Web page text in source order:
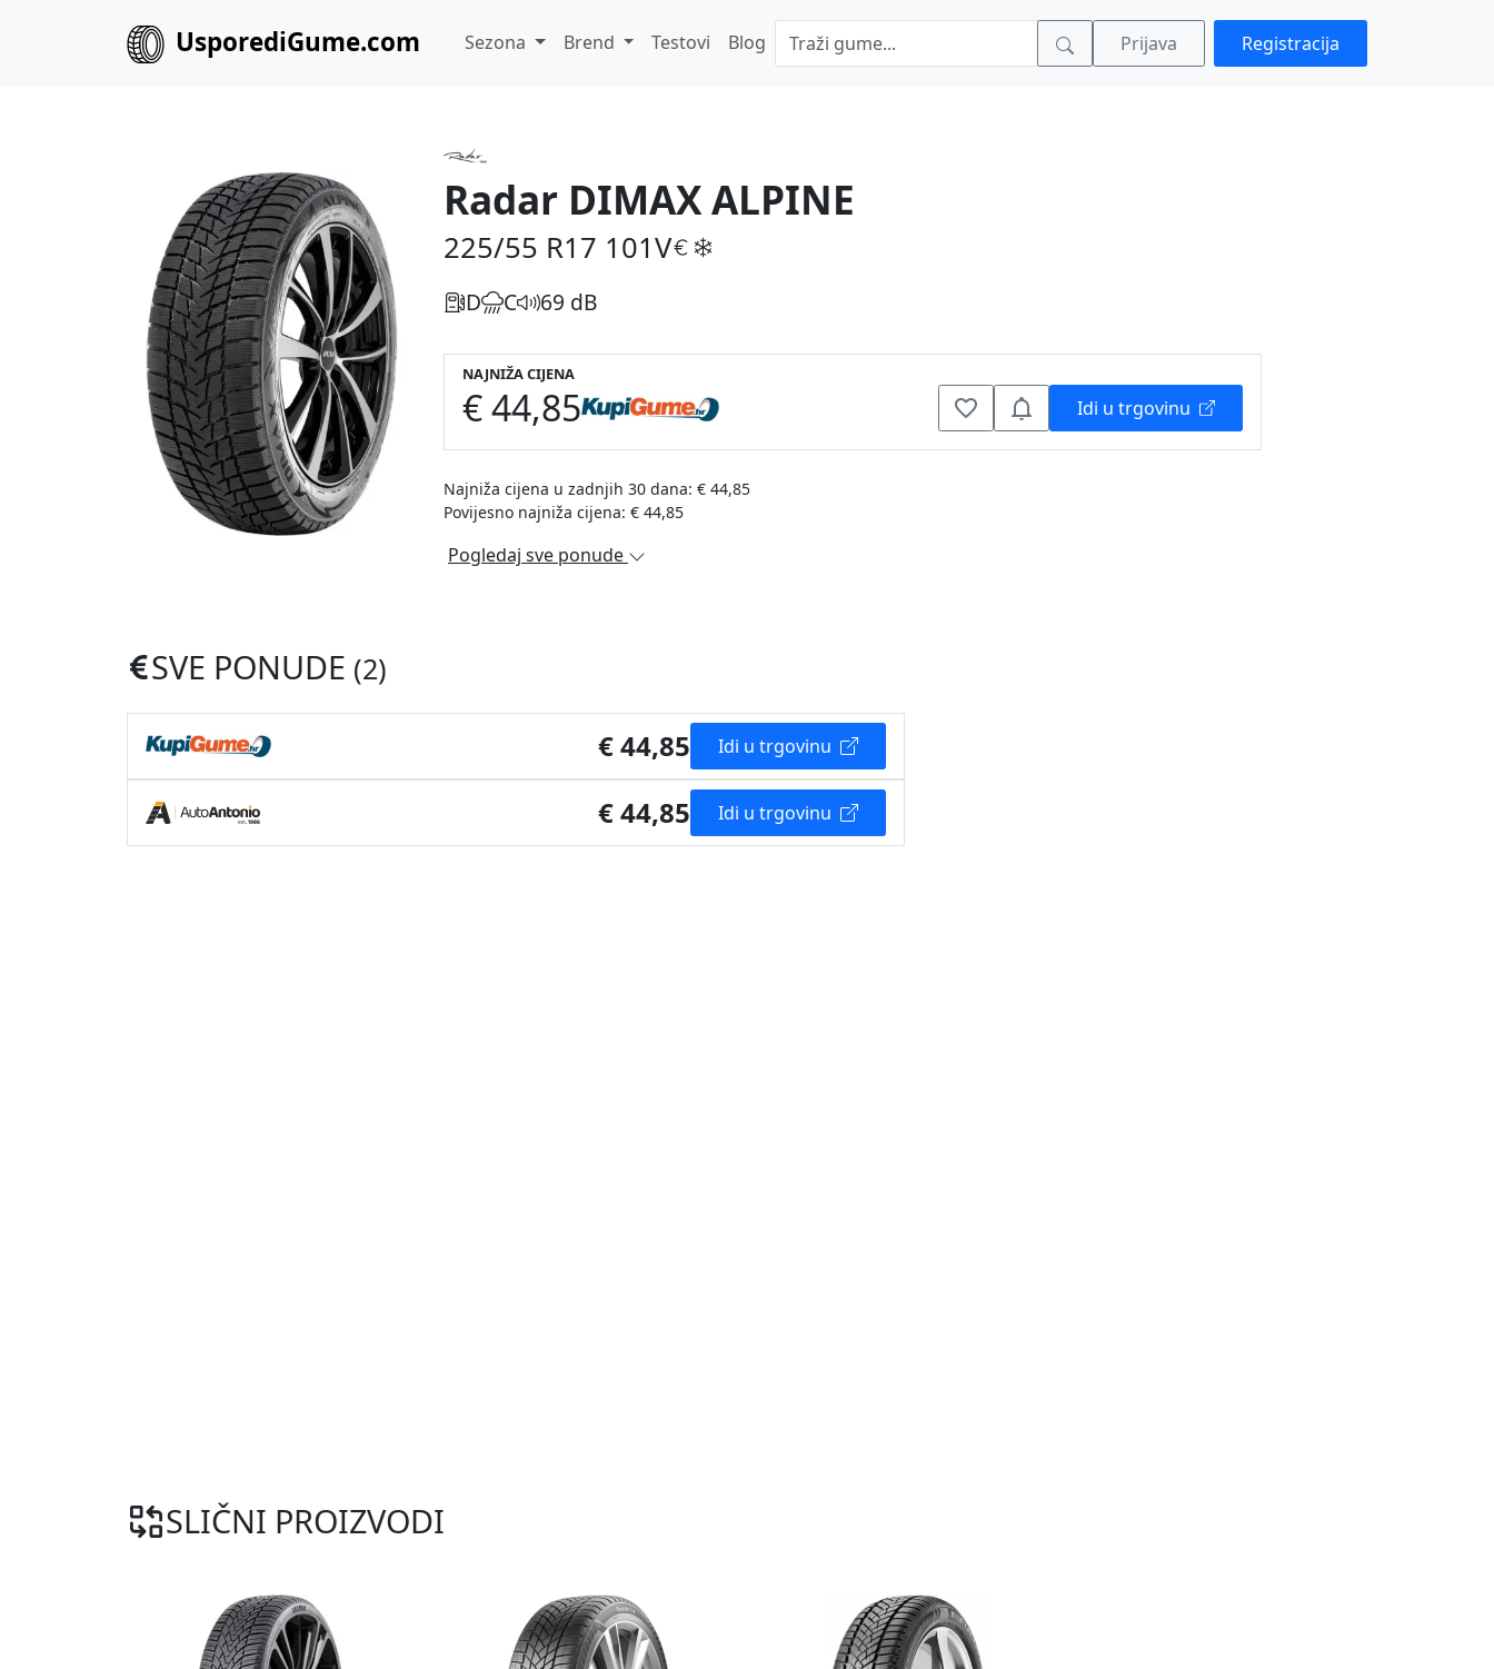
UsporediGume.com Sezona Brend Testovi Blog Prijava Registracija
Radar DIMAX ALPINE
225/55 R17 101V
D C 69 dB
NAJNIŽA CIJENA
€ 44,85 Idi u trgovinu
Najniža cijena u zadnjih 30 dana: € 44,85
Povijesno najniža cijena: € 44,85
Pogledaj sve ponude
SVE PONUDE (2)
€ 44,85 Idi u trgovinu
€ 44,85 Idi u trgovinu
SLIČNI PROIZVODI